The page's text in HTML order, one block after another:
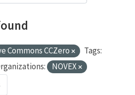
Commons CCZero
Tags:
NOVEX